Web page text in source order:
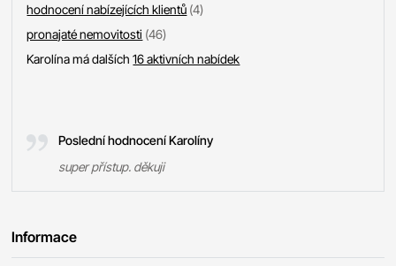
hodnocení nabízejících klientů (4)
pronajaté nemovitosti (46)
Karolína má dalších16 aktivních nabídek
Poslední hodnocení Karolíny
super přístup. děkuji
Informace